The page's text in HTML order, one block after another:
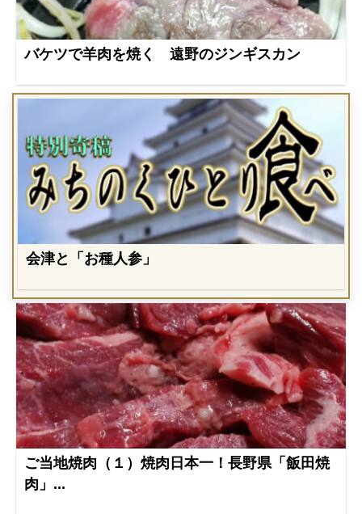
バケツで羊肉を焼く 遠野のジンギスカン
会津と「お種人参」
ご当地焼肉（１）焼肉日本一！長野県「飯田焼
肉」...